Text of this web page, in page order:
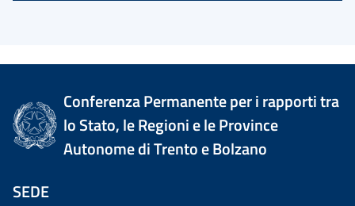
Conferenza Permanente per i rapporti tra
lo Stato, le Regioni e le Province
Autonome di Trento e Bolzano
SEDE